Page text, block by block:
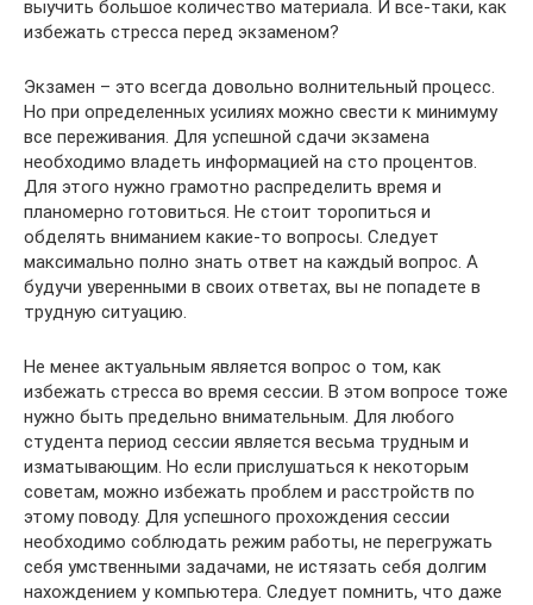
выучить большое количество материала. И все-таки, как
избежать стресса перед экзаменом?
Экзамен – это всегда довольно волнительный процесс.
Но при определенных усилиях можно свести к минимуму
все переживания. Для успешной сдачи экзамена
необходимо владеть информацией на сто процентов.
Для этого нужно грамотно распределить время и
планомерно готовиться. Не стоит торопиться и
обделять вниманием какие-то вопросы. Следует
максимально полно знать ответ на каждый вопрос. А
будучи уверенными в своих ответах, вы не попадете в
трудную ситуацию.
Не менее актуальным является вопрос о том, как
избежать стресса во время сессии. В этом вопросе тоже
нужно быть предельно внимательным. Для любого
студента период сессии является весьма трудным и
изматывающим. Но если прислушаться к некоторым
советам, можно избежать проблем и расстройств по
этому поводу. Для успешного прохождения сессии
необходимо соблюдать режим работы, не перегружать
себя умственными задачами, не истязать себя долгим
нахождением у компьютера. Следует помнить, что даже